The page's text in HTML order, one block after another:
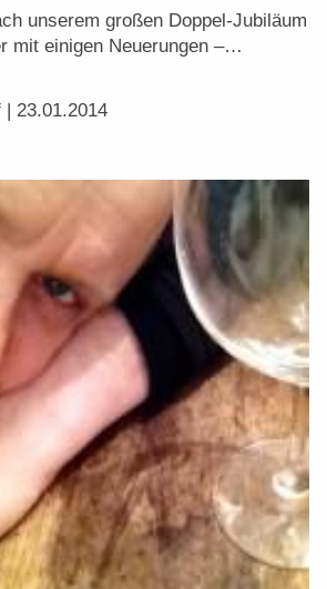
unserem großen Doppel-Jubiläum
mit einigen Neuerungen –…
| 23.01.2014